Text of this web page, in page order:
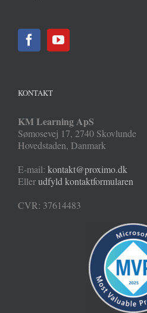
KONTAKT
KM Learning ApS
Sømosevej 17, 2740 Skovlunde
Hovedstaden, Danmark
E-mail: kontakt@proximo.dk
Ellerudfyld kontaktformularen
CVR: 37614483